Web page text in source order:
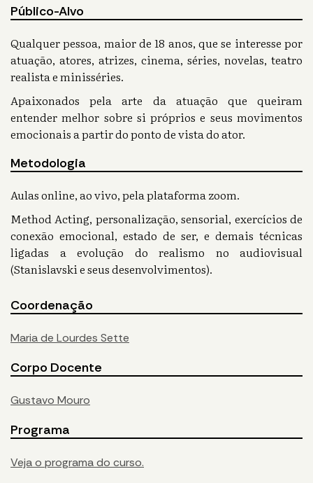
Público-Alvo
Qualquer pessoa, maior de 18 anos, que se interesse por
atuação, atores, atrizes, cinema, séries, novelas, teatro
realista e minisséries.
Apaixonados pela arte da atuação que queiram
entender melhor sobre si próprios e seus movimentos
emocionais a partir do ponto de vista do ator.
Metodologia
Aulas online, ao vivo, pela plataforma zoom.
Method Acting, personalização, sensorial, exercícios de
conexão emocional, estado de ser, e demais técnicas
ligadas a evolução do realismo no audiovisual
(Stanislavski e seus desenvolvimentos).
Coordenação
Maria de Lourdes Sette
Corpo Docente
Gustavo Mouro
Programa
Veja o programa do curso.